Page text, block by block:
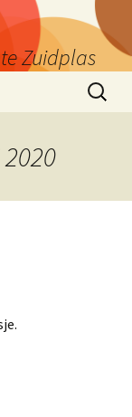
Zuidplas
Zoeken
naar: